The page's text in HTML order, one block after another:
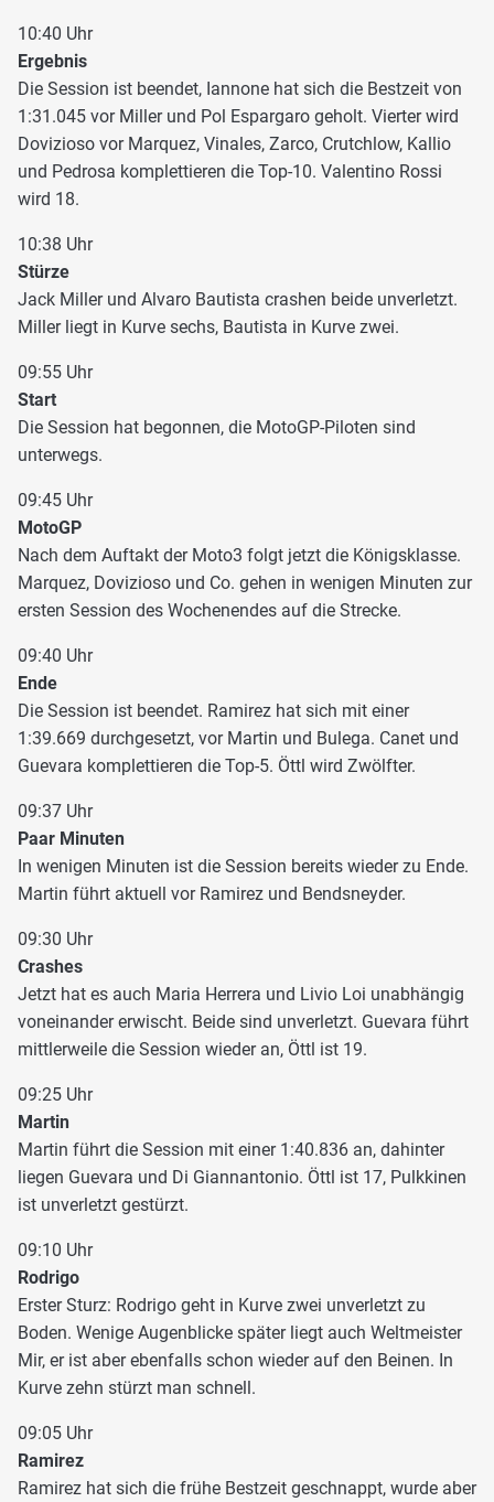
10:40 Uhr
Ergebnis
Die Session ist beendet, Iannone hat sich die Bestzeit von
1:31.045 vor Miller und Pol Espargaro geholt. Vierter wird
Dovizioso vor Marquez, Vinales, Zarco, Crutchlow, Kallio
und Pedrosa komplettieren die Top-10. Valentino Rossi
wird 18.
10:38 Uhr
Stürze
Jack Miller und Alvaro Bautista crashen beide unverletzt.
Miller liegt in Kurve sechs, Bautista in Kurve zwei.
09:55 Uhr
Start
Die Session hat begonnen, die MotoGP-Piloten sind
unterwegs.
09:45 Uhr
MotoGP
Nach dem Auftakt der Moto3 folgt jetzt die Königsklasse.
Marquez, Dovizioso und Co. gehen in wenigen Minuten zur
ersten Session des Wochenendes auf die Strecke.
09:40 Uhr
Ende
Die Session ist beendet. Ramirez hat sich mit einer
1:39.669 durchgesetzt, vor Martin und Bulega. Canet und
Guevara komplettieren die Top-5. Öttl wird Zwölfter.
09:37 Uhr
Paar Minuten
In wenigen Minuten ist die Session bereits wieder zu Ende.
Martin führt aktuell vor Ramirez und Bendsneyder.
09:30 Uhr
Crashes
Jetzt hat es auch Maria Herrera und Livio Loi unabhängig
voneinander erwischt. Beide sind unverletzt. Guevara führt
mittlerweile die Session wieder an, Öttl ist 19.
09:25 Uhr
Martin
Martin führt die Session mit einer 1:40.836 an, dahinter
liegen Guevara und Di Giannantonio. Öttl ist 17, Pulkkinen
ist unverletzt gestürzt.
09:10 Uhr
Rodrigo
Erster Sturz: Rodrigo geht in Kurve zwei unverletzt zu
Boden. Wenige Augenblicke später liegt auch Weltmeister
Mir, er ist aber ebenfalls schon wieder auf den Beinen. In
Kurve zehn stürzt man schnell.
09:05 Uhr
Ramirez
Ramirez hat sich die frühe Bestzeit geschnappt, wurde aber